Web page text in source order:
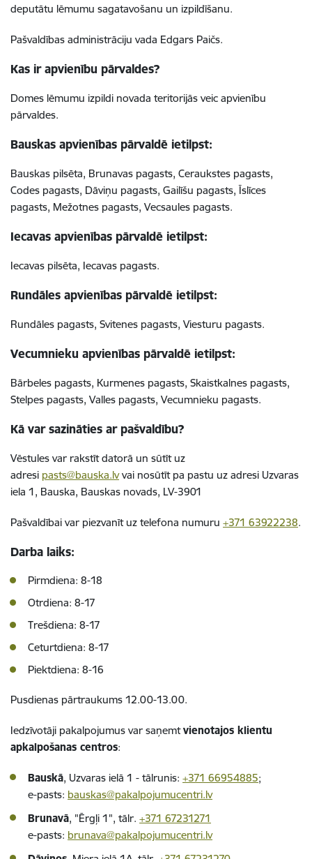
deputātu lēmumu sagatavošanu un izpildīšanu.
Pašvaldības administrāciju vada Edgars Paičs.
Kas ir apvienību pārvaldes?
Domes lēmumu izpildi novada teritorijās veic apvienību
pārvaldes.
Bauskas apvienības pārvaldē ietilpst:
Bauskas pilsēta, Brunavas pagasts, Ceraukstes pagasts,
Codes pagasts, Dāviņu pagasts, Gailīšu pagasts, Īslīces
pagasts, Mežotnes pagasts, Vecsaules pagasts.
Iecavas apvienības pārvaldē ietilpst:
Iecavas pilsēta, Iecavas pagasts.
Rundāles apvienības pārvaldē ietilpst:
Rundāles pagasts, Svitenes pagasts, Viesturu pagasts.
Vecumnieku apvienības pārvaldē ietilpst:
Bārbeles pagasts, Kurmenes pagasts, Skaistkalnes pagasts,
Stelpes pagasts, Valles pagasts, Vecumnieku pagasts.
Kā var sazināties ar pašvaldību?
Vēstules var rakstīt datorā un sūtīt uz
adresi pasts@bauska.lvvai nosūtīt pa pastu uz adresi Uzvaras
iela 1, Bauska, Bauskas novads, LV-3901
Pašvaldībai var piezvanīt uz telefona numuru +371 63922238.
Darba laiks:
Pirmdiena: 8-18
Otrdiena: 8-17
Trešdiena: 8-17
Ceturtdiena: 8-17
Piektdiena: 8-16
Pusdienas pārtraukums 12.00-13.00.
Iedzīvotāji pakalpojumus var saņemtvienotajos klientu
apkalpošanas centros:
Bauskā, Uzvaras ielā 1 - tālrunis: +371 66954885;
e-pasts: bauskas@pakalpojumucentri.lv
Brunavā, "Ērgļi 1", tālr. +371 67231271
e-pasts: brunava@pakalpojumucentri.lv